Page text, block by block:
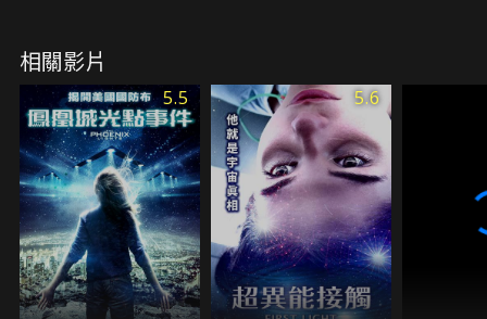
相關影片
5.5 5.6